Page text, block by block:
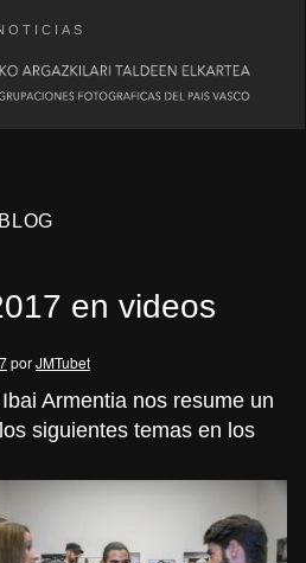
BLOG
en videos
porJMTubet
Armentia nos resume un
siguientes temas en los